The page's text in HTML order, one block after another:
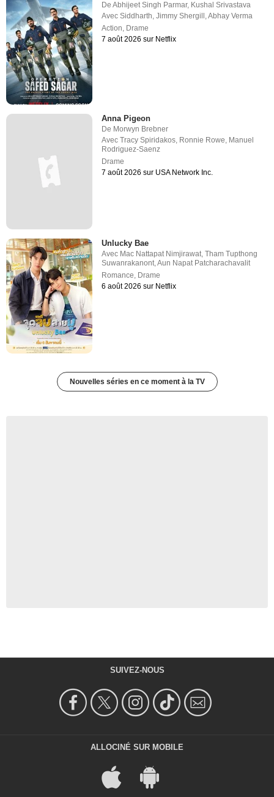
DeAbhijeet Singh Parmar, Kushal Srivastava
AvecSiddharth,Jimmy Shergill ,Abhay Verma
Action, Drame
7 août 2026 sur Netflix
Anna Pigeon
De Morwyn Brebner
AvecTracy Spiridakos, Ronnie Rowe, Manuel
Rodriguez-Saenz
Drame
7 août 2026 sur USA Network Inc.
Unlucky Bae
Avec Mac Nattapat Nimjirawat ,Tham Tupthong
Suwanrakanont ,Aun Napat Patcharachavalit
Romance Drame
6 août 2026 sur Netflix
Nouvelles séries en ce moment à la TV
SUIVEZ-NOUS
ALLOCINÉ SUR MOBILE